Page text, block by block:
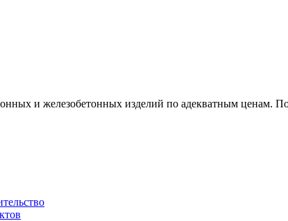
и железобетонных изделий по адекватным ценам.